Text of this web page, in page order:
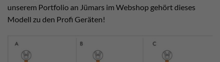
unserem Portfolio an Jümars im Webshop gehört dieses
Modell zu den Profi Geräten!